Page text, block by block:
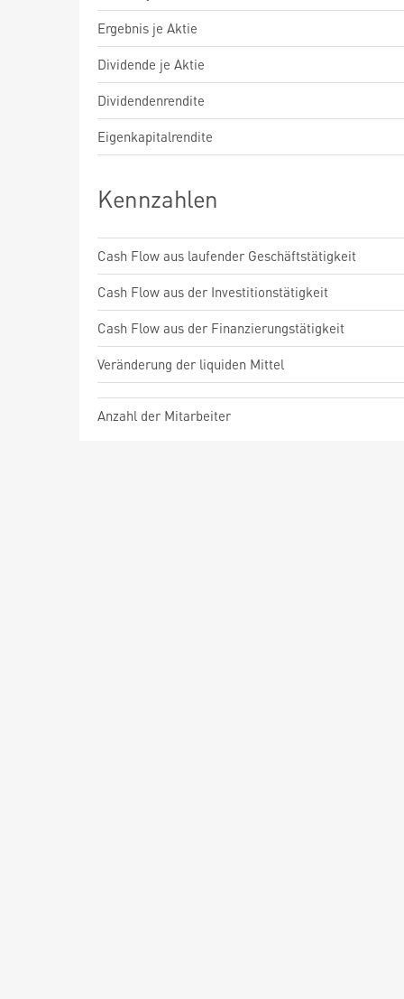
Ergebnis je Aktie
Dividende je Aktie
Dividendenrendite
Eigenkapitalrendite
Kennzahlen
Cash Flow aus laufender Geschäftstätigkeit
Cash Flow aus der Investitionstätigkeit
Cash Flow aus der Finanzierungstätigkeit
Veränderung der liquiden Mittel
Anzahl der Mitarbeiter